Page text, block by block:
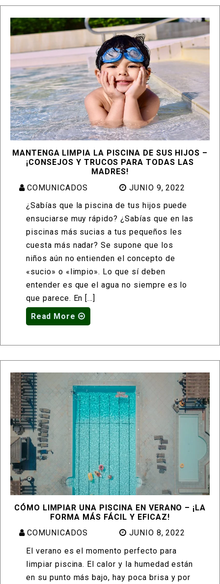
MANTENGA LIMPIA LA PISCINA DE SUS HIJOS –
¡CONSEJOS Y TRUCOS PARA TODAS LAS
MADRES!
COMUNICADOS
JUNIO 9, 2022
¿Sabías que la piscina de tus hijos puede
ensuciarse muy rápido? ¿Sabías que en las
piscinas más sucias a tus pequeños les
cuesta más nadar? Se supone que los
niños aún no entienden el concepto de
«sucio» o «limpio». Lo que sí deben
entender es que el agua no siempre es lo
que parece. En […]
Read More
CÓMO LIMPIAR UNA PISCINA EN VERANO – ¡LA
FORMA MÁS FÁCIL Y EFICAZ!
COMUNICADOS
JUNIO 8, 2022
El verano es el momento perfecto para
limpiar piscina. El calor y la humedad están
en su punto más bajo, hay poca brisa y por